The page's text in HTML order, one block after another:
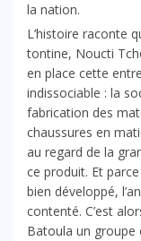
la nation.
L’histoire raconte
tontine, Noucti
en place cette
indissociable : la
fabrication des
chaussures en
au regard de la
ce produit. Et
bien développé,
contenté. C’est
Batoula un groupe